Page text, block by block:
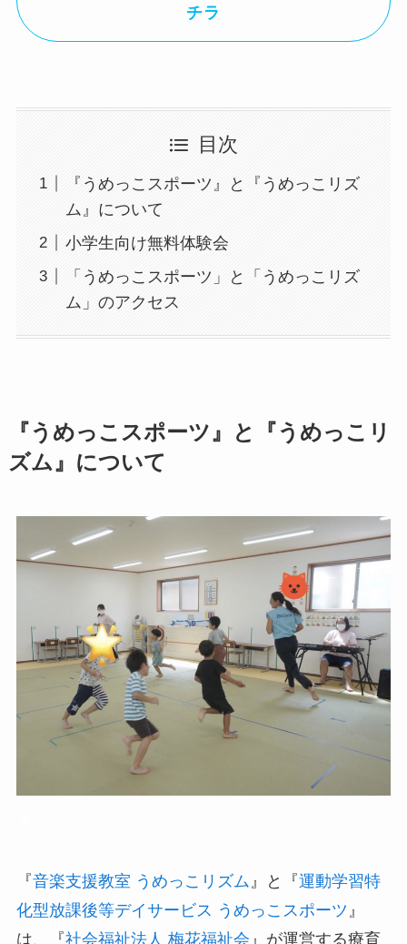
チラ
目次
『うめっこスポーツ』と『うめっこリズ
ム』について
小学生向け無料体験会
「うめっこスポーツ」と「うめっこリズ
ム」のアクセス
『うめっこスポーツ』と『うめっこリ
ズム』について
『音楽支援教室 うめっこリズム 』と『運動学習特
化型放課後等デイサービス うめっこスポーツ 』
は、『社会福祉法人 梅花福祉会 』が運営する療育